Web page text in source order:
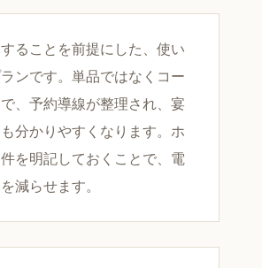
ることを前提にした、使い
ンです。単品ではなくコー
、予約導線が整理され、宴
分かりやすくなります。ホ
を明記しておくことで、電
減らせます。